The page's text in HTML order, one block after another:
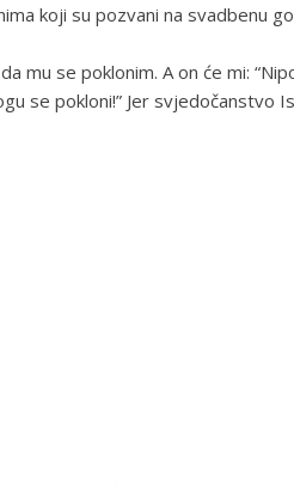
koji su pozvani na svadbenu
mu se poklonim. A on će mi:
se pokloni!” Jer svjedočanstvo